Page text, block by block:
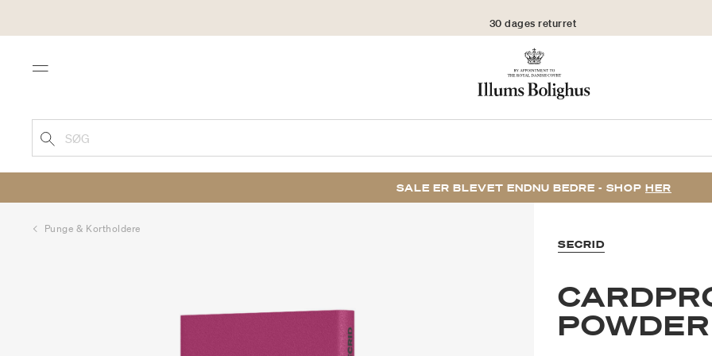
30 dages returret
Menu
SØG
SALE ER BLEVET ENDNU BEDRE - SHOP HER
Punge & Kortholdere
SECRID